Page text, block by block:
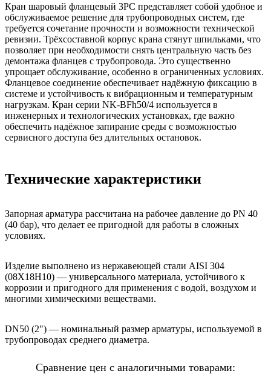
Кран шаровый фланцевый 3PC представляет собой удобное и
обслуживаемое решение для трубопроводных систем, где
требуется сочетание прочности и возможности технической
ревизии. Трёхсоставной корпус крана стянут шпильками, что
позволяет при необходимости снять центральную часть без
демонтажа фланцев с трубопровода. Это существенно
упрощает обслуживание, особенно в ограниченных условиях.
Фланцевое соединение обеспечивает надёжную фиксацию в
системе и устойчивость к вибрационным и температурным
нагрузкам. Кран серии NK-BFh50/4 используется в
инженерных и технологических установках, где важно
обеспечить надёжное запирание среды с возможностью
сервисного доступа без длительных остановок.
Технические характеристики
Запорная арматура рассчитана на рабочее давление до PN 40
(40 бар), что делает ее пригодной для работы в сложных
условиях.
Изделие выполнено из нержавеющей стали AISI 304
(08Х18Н10) — универсального материала, устойчивого к
коррозии и пригодного для применения с водой, воздухом и
многими химическими веществами.
DN50 (2") — номинальный размер арматуры, используемой в
трубопроводах среднего диаметра.
Сравнение цен с аналогичными товарами: